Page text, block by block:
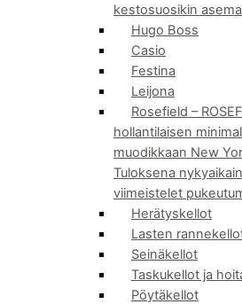
kestosuosikin
Hugo Boss
Casio
Festina
Leijona
Rosefield –
hollantilaisen
muodikkaan New
Tuloksena
viimeistelet
Herätyskellot
Lasten
Seinäkellot
Taskukellot ja
Pöytäkellot